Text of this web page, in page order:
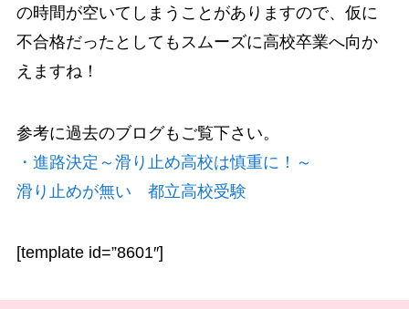
の時間が空いてしまうことがありますので、仮に
不合格だったとしてもスムーズに高校卒業へ向か
えますね！
参考に過去のブログもご覧下さい。
・進路決定～滑り止め高校は慎重に！～
滑り止めが無い 都立高校受験
[template id=”8601″]